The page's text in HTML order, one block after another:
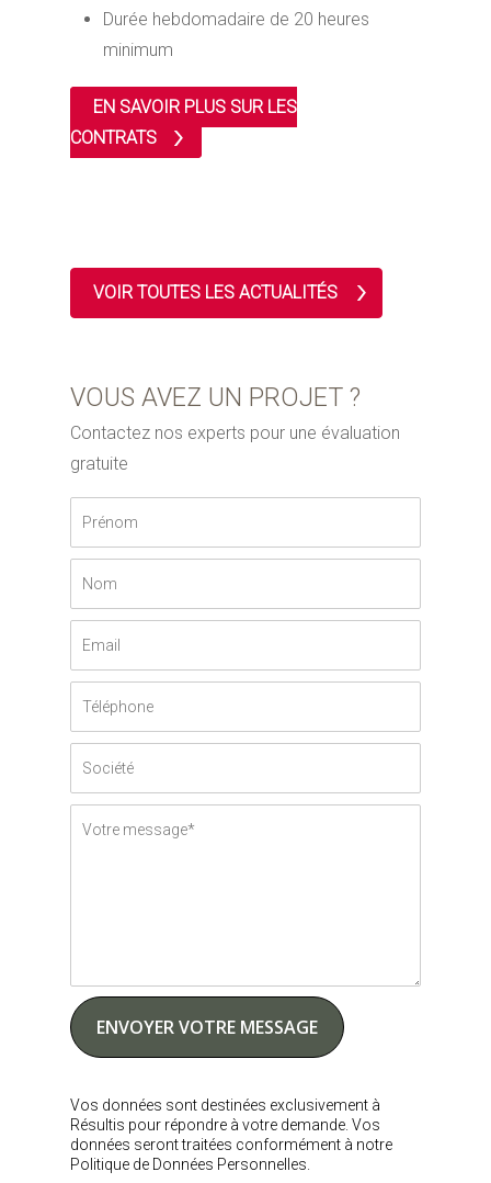
Durée hebdomadaire de 20 heures
minimum
EN SAVOIR PLUS SUR LES
CONTRATS
VOIR TOUTES LES ACTUALITÉS
VOUS AVEZ UN PROJET ?
Contactez nos experts pour une évaluation
gratuite
Vos données sont destinées exclusivement à
Résultis pour répondre à votre demande. Vos
données seront traitées conformément à notre
Politique de Données Personnelles.